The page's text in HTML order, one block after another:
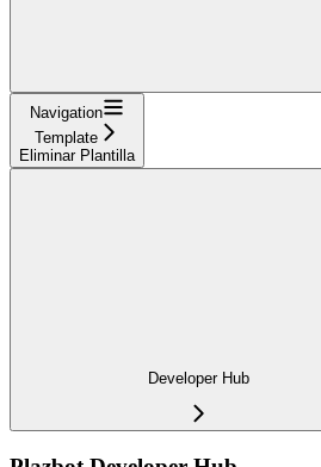
Navigation
Template
Eliminar Plantilla
Developer Hub